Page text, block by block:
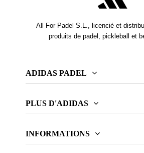
All For Padel S.L., licencié et
produits de padel, pickleball et
ADIDAS PADEL
PLUS D'ADIDAS
INFORMATIONS